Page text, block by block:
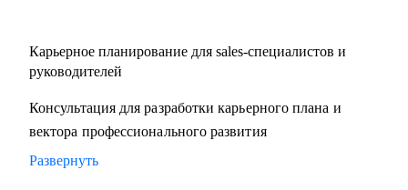
Карьерное планирование для sales-специалистов и
руководителей
Консультация для разработки карьерного плана и
вектора профессионального развития
Развернуть